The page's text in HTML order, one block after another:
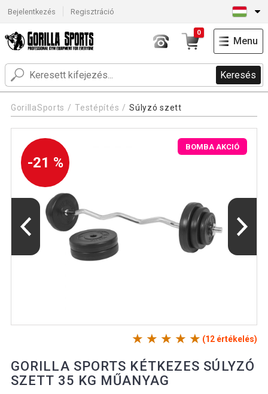
Bejelentkezés Regisztráció
Keresés
0
Menu
GorillaSports Testépítés Súlyzó szett
-21 %
BOMBA AKCIÓ
(12 értékelés)
GORILLA SPORTS KÉTKEZES SÚLYZÓ
SZETT 35 KG MŰANYAG